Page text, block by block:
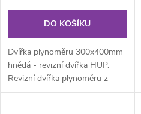
DO KOŠÍKU
Dvířka plynoměru 300x400mm
hnědá - revizní dvířka HUP.
Revizní dvířka plynoměru z
hnědého pozinkovaného plechu